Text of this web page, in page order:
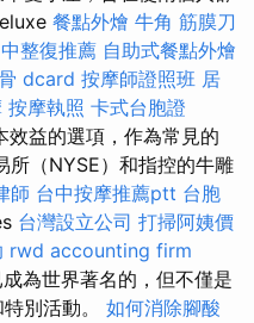
餐點外燴 牛角 筋膜刀
整復推薦 自助式餐點外燴
dcard 按摩師證照班 居
按摩執照 卡式台胞證
益的選項，作為常見的
所（NYSE）和指控的牛雕
師 台中按摩推薦ptt 台胞
台灣設立公司 打掃阿姨價
rwd accounting firm
為世界著名的，但不僅是
別活動。 如何消除腳酸